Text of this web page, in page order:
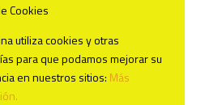
recientes
Cookies
utiliza cookies y otras
para que podamos mejorar su
en nuestros sitios: Más